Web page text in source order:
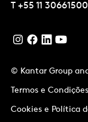
T +55 11 30661500
© Kantar Group
Termos e Condições
Cookies e Política